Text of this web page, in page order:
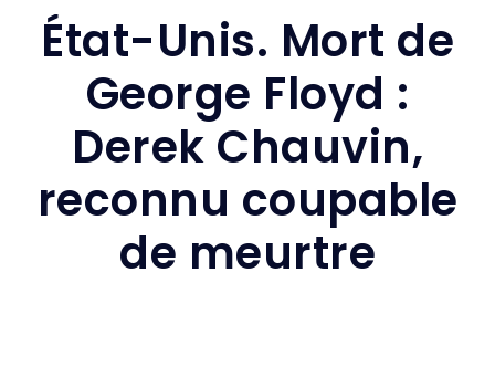
État-Unis. Mort de
George Floyd :
Derek Chauvin,
reconnu coupable
de meurtre